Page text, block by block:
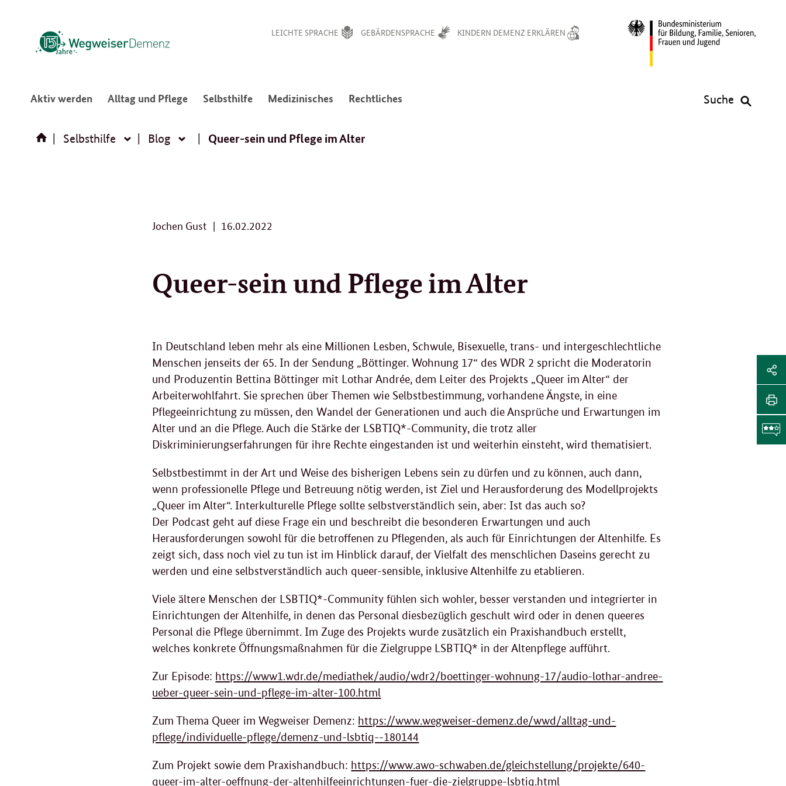
LEICHTE SPRACHE GEBÄRDENSPRACHE KINDERN DEMENZ ERKLÄREN
Aktiv werden:
öffnen/schließen
Alltag und Pflege:
öffnen/schließen
Selbsthilfe:
öffnen/schließen
Medizinisches
öffnen/schließen
Rechtliches Suche
Selbsthilfe Selbsthilfe
Blog BlogQueer-sein und Pflege im Alter
Jochen Gust 16.02.2022
.
2
Queer-sein und Pflege im Alter
In Deutschland leben mehr als eine Millionen Lesben, Schwule, Bisexuelle, trans- und intergeschlechtliche
Menschen jenseits der 65. In der Sendung „Böttinger. Wohnung 17“ des WDR 2 spricht die Moderatorin
und Produzentin Bettina Böttinger mit Lothar Andrée, dem Leiter des Projekts „Queer im Alter“ der
Arbeiterwohlfahrt. Sie sprechen über Themen wie Selbstbestimmung, vorhandene Ängste, in eine
Pflegeeinrichtung zu müssen, den Wandel der Generationen und auch die Ansprüche und Erwartungen im
Alter und an die Pflege. Auch die Stärke der LSBTIQ*-Community, die trotz aller
Diskriminierungserfahrungen für ihre Rechte eingestanden ist und weiterhin einsteht, wird thematisiert.
Selbstbestimmt in der Art und Weise des bisherigen Lebens sein zu dürfen und zu können, auch dann,
wenn professionelle Pflege und Betreuung nötig werden, ist Ziel und Herausforderung des Modellprojekts
„Queer im Alter“. Interkulturelle Pflege sollte selbstverständlich sein, aber: Ist das auch so?
Der Podcast geht auf diese Frage ein und beschreibt die besonderen Erwartungen und auch
Herausforderungen sowohl für die betroffenen zu Pflegenden, als auch für Einrichtungen der Altenhilfe. Es
zeigt sich, dass noch viel zu tun ist im Hinblick darauf, der Vielfalt des menschlichen Daseins gerecht zu
werden und eine selbstverständlich auch queer-sensible, inklusive Altenhilfe zu etablieren.
Viele ältere Menschen der LSBTIQ*-Community fühlen sich wohler, besser verstanden und integrierter in
Einrichtungen der Altenhilfe, in denen das Personal diesbezüglich geschult wird oder in denen queeres
Personal die Pflege übernimmt. Im Zuge des Projekts wurde zusätzlich ein Praxishandbuch erstellt,
welches konkrete Öffnungsmaßnahmen für die Zielgruppe LSBTIQ* in der Altenpflege aufführt.
Zur Episode: https://www1.wdr.de/mediathek/audio/wdr2/boettinger-wohnung-17/audio-lothar-andree-
ueber-queer-sein-und-pflege-im-alter-100.html
Zum Thema Queer im Wegweiser Demenz: https://www.wegweiser-demenz.de/wwd/alltag-und-
pflege/individuelle-pflege/demenz-und-lsbtiq--180144
Zum Projekt sowie dem Praxishandbuch: https://www.awo-schwaben.de/gleichstellung/projekte/640-
queer-im-alter-oeffnung-der-altenhilfeeinrichtungen-fuer-die-zielgruppe-lsbtiq.html